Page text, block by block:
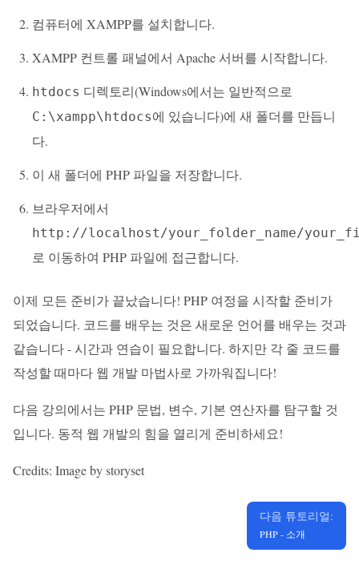
컴퓨터에 XAMPP를 설치합니다.
XAMPP 컨트롤 패널에서 Apache 서버를 시작합니다.
htdocs 디렉토리(Windows에서는 일반적으로
C:\xampp\htdocs에 있습니다)에 새 폴더를 만듭니
다.
이 새 폴더에 PHP 파일을 저장합니다.
브라우저에서
http://localhost/your_folder_name/
로 이동하여 PHP 파일에 접근합니다.
이제 모든 준비가 끝났습니다! PHP 여정을 시작할 준비가
되었습니다. 코드를 배우는 것은 새로운 언어를 배우는 것과
같습니다 - 시간과 연습이 필요합니다. 하지만 각 줄 코드를
작성할 때마다 웹 개발 마법사로 가까워집니다!
다음 강의에서는 PHP 문법, 변수, 기본 연산자를 탐구할 것
입니다. 동적 웹 개발의 힘을 열리게 준비하세요!
Credits: Image by storyset
다음 튜토리얼:
PHP - 소개